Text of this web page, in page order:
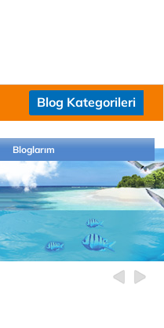
Blog Kategorileri
Bloglarım